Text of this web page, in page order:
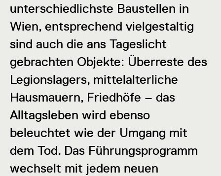
unterschiedlichste Baustellen in
Wien, entsprechend vielgestaltig
sind auch die ans Tageslicht
gebrachten Objekte: Überreste des
Legionslagers, mittelalterliche
Hausmauern, Friedhöfe – das
Alltagsleben wird ebenso
beleuchtet wie der Umgang mit
dem Tod. Das Führungsprogramm
wechselt mit jedem neuen